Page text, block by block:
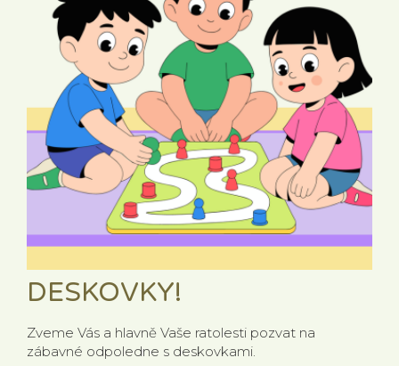
DESKOVKY!
Zveme Vás a hlavně Vaše ratolesti pozvat na
zábavné odpoledne s deskovkami.